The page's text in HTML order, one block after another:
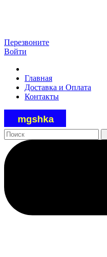
Перезвоните
Войти
Главная
Доставка и Оплата
Контакты